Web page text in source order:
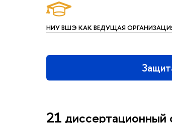
НИУ ВШЭ КАК ВЕДУЩАЯ
21 диссертационный